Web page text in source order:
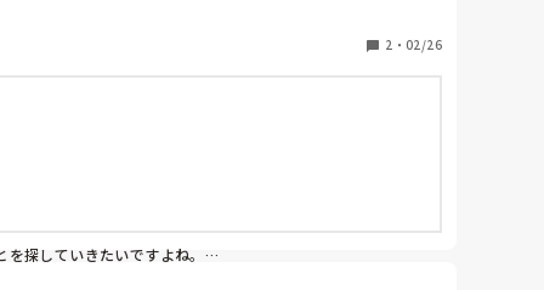
て今後も，個別対応。幼児クラスになる時に混合保育
2 ・ 02/26
探していきたいですよね。